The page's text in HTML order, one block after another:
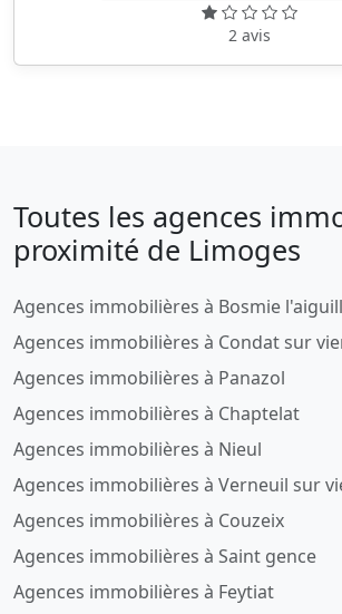
2 avis
Toutes les agences
proximité de Limoges
Agences immobilières à Bosmie
Agences immobilières à Condat sur
Agences immobilières à Panazol
Agences immobilières à Chaptelat
Agences immobilières à Nieul
Agences immobilières à Verneuil sur
Agences immobilières à Couzeix
Agences immobilières à Saint gence
Agences immobilières à Feytiat